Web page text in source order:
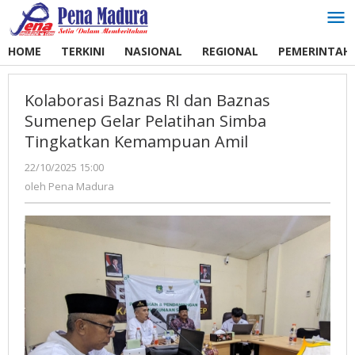
Lewati
ke
HOME TERKINI NASIONAL REGIONAL
Kolaborasi Baznas RI dan Baznas
Sumenep Gelar Pelatihan Simba
Tingkatkan Kemampuan Amil
22/10/2025 15:00
Pena
oleh Pena Madura